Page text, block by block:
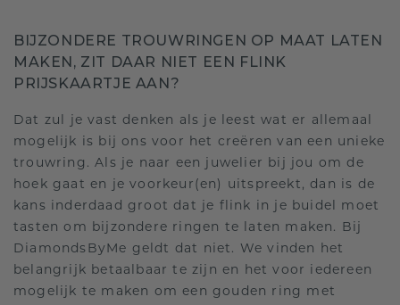
BIJZONDERE TROUWRINGEN OP MAAT LATEN
MAKEN, ZIT DAAR NIET EEN FLINK
PRIJSKAARTJE AAN?
Dat zul je vast denken als je leest wat er allemaal
mogelijk is bij ons voor het creëren van een unieke
trouwring. Als je naar een juwelier bij jou om de
hoek gaat en je voorkeur(en) uitspreekt, dan is de
kans inderdaad groot dat je flink in je buidel moet
tasten om bijzondere ringen te laten maken. Bij
DiamondsByMe geldt dat niet. We vinden het
belangrijk betaalbaar te zijn en het voor iedereen
mogelijk te maken om een gouden ring met